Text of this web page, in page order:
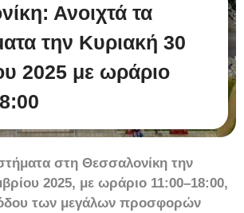
Ανοιχτά τα
την Κυριακή 30
2025 με ωράριο
στη Θεσσαλονίκη την
2025, με ωράριο 11:00–18:00,
των μεγάλων προσφορών